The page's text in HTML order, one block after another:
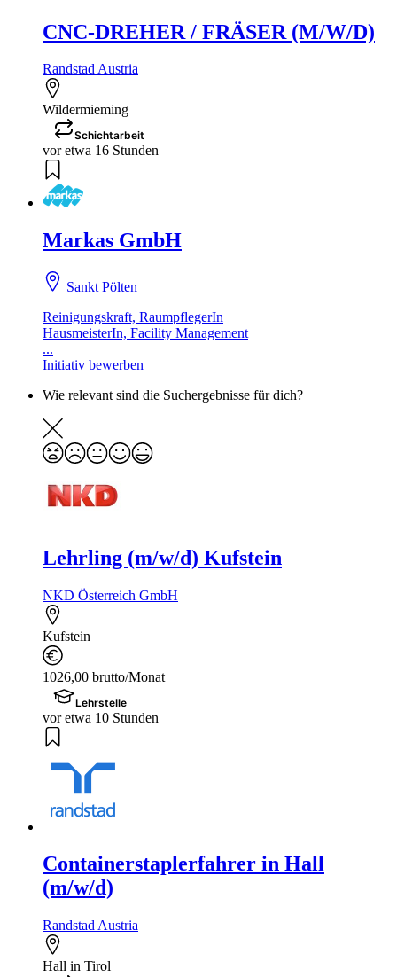
CNC-DREHER / FRÄSER (M/W/D)
Randstad Austria
Wildermieming
Schichtarbeit
vor etwa 16 Stunden
Markas GmbH
Sankt Pölten
Reinigungskraft, RaumpflegerIn
HausmeisterIn, Facility Management
...
Initiativ bewerben
Wie relevant sind die Suchergebnisse für dich?
Lehrling (m/w/d) Kufstein
NKD Österreich GmbH
Kufstein
1026,00 brutto/Monat
Lehrstelle
vor etwa 10 Stunden
Containerstaplerfahrer in Hall
(m/w/d)
Randstad Austria
Hall in Tirol